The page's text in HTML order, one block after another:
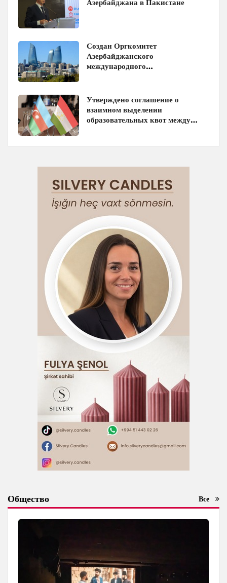
Азербайджана в Пакистане
Создан Оргкомитет
Азербайджанского
международного
Утверждено соглашение о
взаимном выделении
образовательных квот между
Общество Все